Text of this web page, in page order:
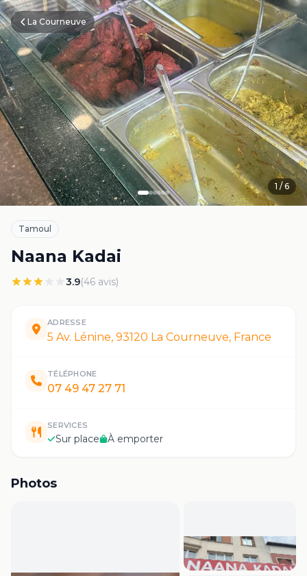
La Courneuve
1 / 6
Tamoul
Naana Kadai
3.9(46 avis)
ADRESSE
5 Av. Lénine, 93120 La Courneuve, France
TÉLÉPHONE
07 49 47 27 71
SERVICES
Sur place À emporter
Photos